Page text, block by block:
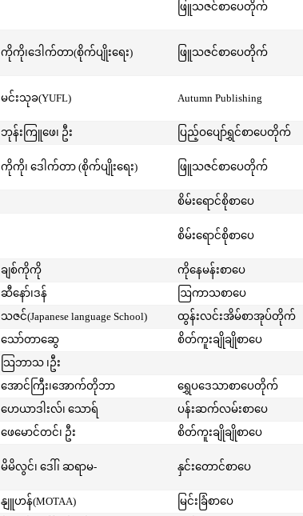
ဖြူသဇင်စာပေတိုက်
ကိုကို၊ဒေါက်တာ(စိုက်ပျိုးရေး) ဖြူသဇင်စာပေတိုက်
မင်းသုခ(YUFL) Autumn Publishing
ဘုန်းကြူဖေ၊ ဦး ပြည့်ဝပျော်ရွှင်စာပေတိုက်
ကိုကို၊ ဒေါက်တာ (စိုက်ပျိုးရေး) ဖြူသဇင်စာပေတိုက်
စိမ်းရောင်စိုစာပေ
စိမ်းရောင်စိုစာပေ
ချစ်ကိုကို ကိုနေမန်းစာပေ
ဆီနော်၊ဒန် ဩကာသစာပေ
သဇင်(Japanese language School) ထွန်းလင်းအိမ်စာအုပ်တိုက်
သော်တာဆွေ စိတ်ကူးချိုချိုစာပေ
သြဘာသ ၊ဦး
အောင်ကြီး၊အောက်တိုဘာ ရွှေပဒေသာစာပေတိုက်
ဟေယာဒါးလ်၊ သောရ် ပန်းဆက်လမ်းစာပေ
ဖေမောင်တင်၊ ဦး စိတ်ကူးချိုချိုစာပေ
မိမိလွင်၊ ဒေါ်၊ ဆရာမ- နှင်းတောင်စာပေ
နျူဟန်(MOTAA) မြင်းခြံစာပေ